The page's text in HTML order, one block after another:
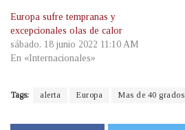
Europa sufre tempranas y
excepcionales olas de calor
sábado, 18 junio 2022 11:10 AM
En «Internacionales»
Tags: alerta Europa Mas de 40 grados